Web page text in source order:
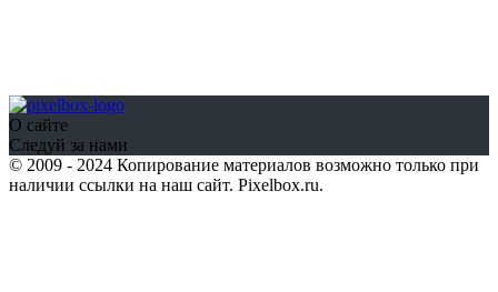
О сайте
Следуй за нами
© 2009 - 2024 Копирование материалов возможно только при
наличии ссылки на наш сайт. Pixelbox.ru.